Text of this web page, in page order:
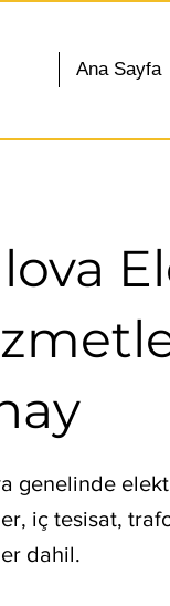
Ana Sayfa
genelinde
iç tesisat,
dahil.